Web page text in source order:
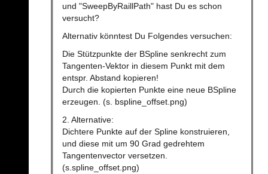
und "SweepByRaillPath" hast Du es schon
versucht?
Alternativ könntest Du Folgendes versuchen:
Die Stützpunkte der BSpline senkrecht zum
Tangenten-Vektor in diesem Punkt mit dem
entspr. Abstand kopieren!
Durch die kopierten Punkte eine neue BSpline
erzeugen. (s. bspline_offset.png)
2. Alternative:
Dichtere Punkte auf der Spline konstruieren,
und diese mit um 90 Grad gedrehtem
Tangentenvector versetzen.
(s.spline_offset.png)